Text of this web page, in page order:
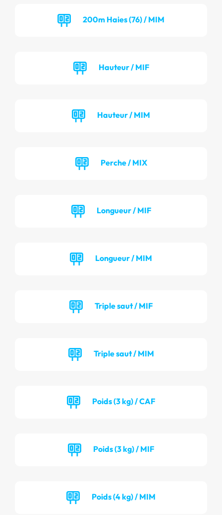
200m Haies (76) / MIM
Hauteur / MIF
Hauteur / MIM
Perche / MIX
Longueur / MIF
Longueur / MIM
Triple saut / MIF
Triple saut / MIM
Poids (3 kg) / CAF
Poids (3 kg) / MIF
Poids (4 kg) / MIM